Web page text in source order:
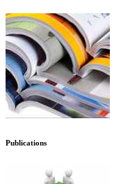
Publications